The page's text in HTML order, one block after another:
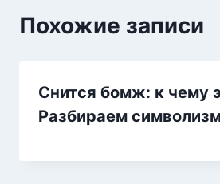
Похожие записи
Снится бомж: к чему
Разбираем